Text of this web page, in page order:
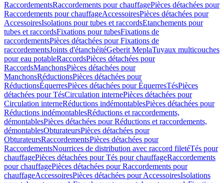
RaccordementsRaccordements pour chauffagePièces détachées pour
Raccordements pour chauffageAccessoiresPièces détachées pour
AccessoiresIsolations pour tubes et raccordsEtanchements pour
tubes et raccordsFixations pour tubesFixations de
raccordementsPièces détachées pour Fixations de
raccordementsJoints d'étanchéitéGeberit MeplaTuyaux multicouches
pour eau potableRaccordsPièces détachées pour
RaccordsManchonsPièces détachées pour
ManchonsRéductionsPièces détachées pour
RéductionsÉquerresPièces détachées pour ÉquerresTésPièces
détachées pour TésCirculation internePièces détachées pour
Circulation interneRéductions indémontablesPièces détachées pour
Réductions indémontablesRéductions et raccordements,
démontablesPièces détachées pour Réductions et raccordements,
démontablesObturateursPièces détachées pour
ObturateursRaccordementsPièces détachées pour
RaccordementsNourrices de distribution avec raccord filetéTés pour
chauffagePièces détachées pour Tés pour chauffageRaccordements
pour chauffagePièces détachées pour Raccordements pour
chauffageAccessoiresPièces détachées pour AccessoiresIsolations